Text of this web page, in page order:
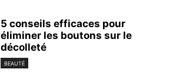
5 conseils efficaces pour
éliminer les boutons sur le
décolleté
BEAUTÉ